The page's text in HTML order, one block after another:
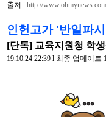
출처 : http://
인헌고가 '반일파
[단독] 교육지원청 학
19.10.24 22:39 l 최종 업데이트